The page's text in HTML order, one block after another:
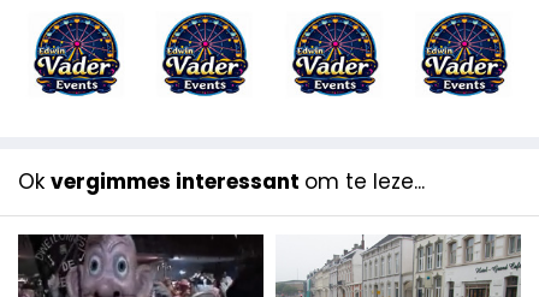
Ok vergimmes interessant om te leze...